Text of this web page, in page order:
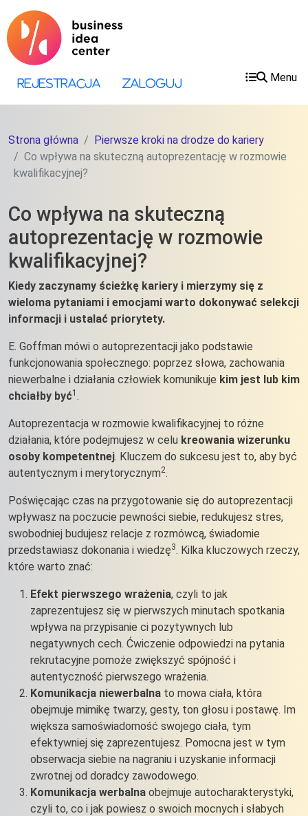
Menu konta użytkownika
Rejestracja Zaloguj Menu
Strona główna
Pierwsze kroki na drodze do kariery
Co wpływa na skuteczną autoprezentację w rozmowie
kwalifikacyjnej?
Co wpływa na skuteczną
autoprezentację w rozmowie
kwalifikacyjnej?
Kiedy zaczynamy ścieżkę kariery i mierzymy się z
wieloma pytaniami i emocjami warto dokonywać selekcji
informacji i ustalać priorytety.
E. Goffman mówi o autoprezentacji jako podstawie
funkcjonowania społecznego: poprzez słowa, zachowania
niewerbalne i działania człowiek komunikuje kim jest lub kim
chciałby być1 .
Autoprezentacja w rozmowie kwalifikacyjnej to różne
działania, które podejmujesz w celu kreowania wizerunku
osoby kompetentnej. Kluczem do sukcesu jest to, aby być
autentycznym i merytorycznym2.
Poświęcając czas na przygotowanie się do autoprezentacji
wpływasz na poczucie pewności siebie, redukujesz stres,
swobodniej budujesz relacje z rozmówcą, świadomie
przedstawiasz dokonania i wiedzę3. Kilka kluczowych rzeczy,
które warto znać:
Efekt pierwszego wrażenia, czyli to jak
zaprezentujesz się w pierwszych minutach spotkania
wpływa na przypisanie ci pozytywnych lub
negatywnych cech. Ćwiczenie odpowiedzi na pytania
rekrutacyjne pomoże zwiększyć spójność i
autentyczność pierwszego wrażenia.
Komunikacja niewerbalna to mowa ciała, która
obejmuje mimikę twarzy, gesty, ton głosu i postawę. Im
większa samoświadomość swojego ciała, tym
efektywniej się zaprezentujesz. Pomocna jest w tym
obserwacja siebie na nagraniu i uzyskanie informacji
zwrotnej od doradcy zawodowego.
Komunikacja werbalna obejmuje autocharakterystyki,
czyli to, co i jak powiesz o swoich mocnych i słabych